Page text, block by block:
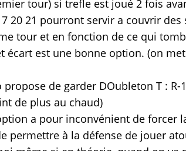
tour) si trefle est joué 2 fois
20 21 pourront servir a couvrir
tour et en fonction de ce qui
écart est une bonne option. (on
propose de garder DOubleton T :
de plus au chaud)
a pour inconvénient de forcer
permettre à la défense de jouer